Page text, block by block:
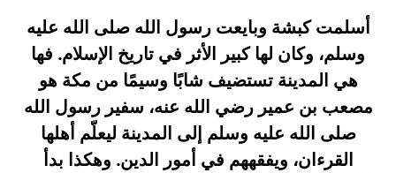
أسلمت كبشة وبايعت رسول الله صلى الله عليه
وسلم، وكان لها كبير الأثر في تاريخ الإسلام. فها
هي المدينة تستضيف شابًا وسيمًا من مكة هو
مصعب بن عمير رضي الله عنه، سفير رسول الله
صلى الله عليه وسلم إلى المدينة ليعلّم أهلها
القرءان، ويفقههم في أمور الدين. وهكذا بدأ